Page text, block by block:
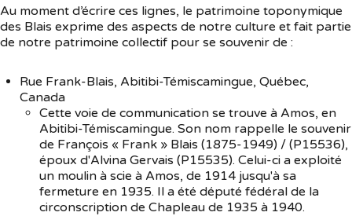
Membres▼
Généalogie
Boutique
Souvenirs▼
Liens▼
Au moment d’écrire ces lignes, le patrimoine toponymique
des Blais exprime des aspects de notre culture et fait partie
de notre patrimoine collectif pour se souvenir de :
Rue Frank-Blais, Abitibi-Témiscamingue, Québec,
Canada
Cette voie de communication se trouve à Amos, en
Abitibi-Témiscamingue. Son nom rappelle le souvenir
de François « Frank » Blais (1875-1949) / (P15536),
époux d'Alvina Gervais (P15535). Celui-ci a exploité
un moulin à scie à Amos, de 1914 jusqu'à sa
fermeture en 1935. Il a été député fédéral de la
circonscription de Chapleau de 1935 à 1940.